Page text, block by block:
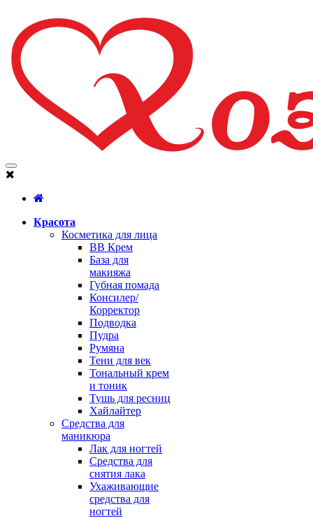
Красота
Косметика для лица
BB Крем
База для
макияжа
Губная помада
Консилер/
Корректор
Подводка
Пудра
Румяна
Тени для век
Тональный крем
и тоник
Тушь для ресниц
Хайлайтер
Средства для
маникюра
Лак для ногтей
Средства для
снятия лака
Ухаживающие
средства для
ногтей